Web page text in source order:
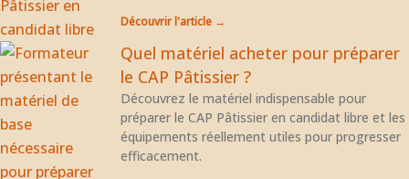
Découvrir l'article →
Quel matériel acheter pour préparer
le CAP Pâtissier ?
Découvrez le matériel indispensable pour
préparer le CAP Pâtissier en candidat libre et les
équipements réellement utiles pour progresser
efficacement.